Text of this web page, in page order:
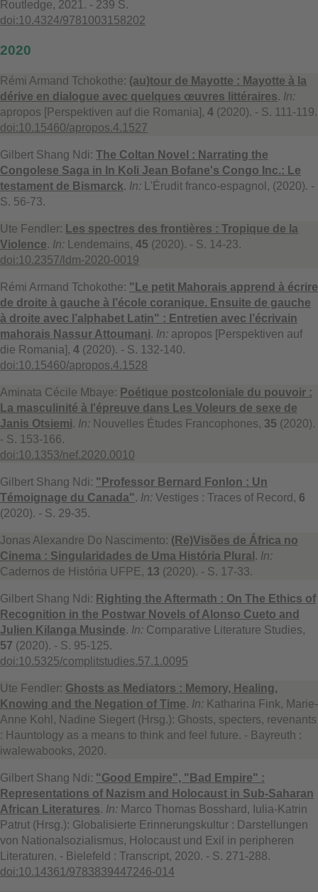
Routledge, 2021. - 239 S.
doi:10.4324/9781003158202
2020
Rémi Armand Tchokothe: (au)tour de Mayotte : Mayotte à la
dérive en dialogue avec quelques œuvres littéraires. In:
apropos [Perspektiven auf die Romania], 4 (2020). - S. 111-119.
doi:10.15460/apropos.4.1527
Gilbert Shang Ndi: The Coltan Novel : Narrating the
Congolese Saga in In Koli Jean Bofane's Congo Inc.: Le
testament de Bismarck. In: L'Érudit franco-espagnol, (2020). -
S. 56-73.
Ute Fendler: Les spectres des frontières : Tropique de la
Violence. In: Lendemains, 45 (2020). - S. 14-23.
doi:10.2357/ldm-2020-0019
Rémi Armand Tchokothe: "Le petit Mahorais apprend à écrire
de droite à gauche à l’école coranique. Ensuite de gauche
à droite avec l’alphabet Latin" : Entretien avec l’écrivain
mahorais Nassur Attoumani. In: apropos [Perspektiven auf
die Romania], 4 (2020). - S. 132-140.
doi:10.15460/apropos.4.1528
Aminata Cécile Mbaye: Poétique postcoloniale du pouvoir :
La masculinité à l'épreuve dans Les Voleurs de sexe de
Janis Otsiemi. In: Nouvelles Études Francophones, 35 (2020).
- S. 153-166.
doi:10.1353/nef.2020.0010
Gilbert Shang Ndi: "Professor Bernard Fonlon : Un
Témoignage du Canada". In: Vestiges : Traces of Record, 6
(2020). - S. 29-35.
Jonas Alexandre Do Nascimento: (Re)Visões de África no
Cinema : Singularidades de Uma História Plural . In:
Cadernos de História UFPE, 13 (2020). - S. 17-33.
Gilbert Shang Ndi: Righting the Aftermath : On The Ethics of
Recognition in the Postwar Novels of Alonso Cueto and
Julien Kilanga Musinde. In: Comparative Literature Studies,
57 (2020). - S. 95-125.
doi:10.5325/complitstudies.57.1.0095
Ute Fendler: Ghosts as Mediators : Memory, Healing,
Knowing and the Negation of Time. In: Katharina Fink, Marie-
Anne Kohl, Nadine Siegert (Hrsg.): Ghosts, specters, revenants
: Hauntology as a means to think and feel future. - Bayreuth :
iwalewabooks, 2020.
Gilbert Shang Ndi: "Good Empire", "Bad Empire" :
Representations of Nazism and Holocaust in Sub-Saharan
African Literatures. In: Marco Thomas Bosshard, Iulia-Katrin
Patrut (Hrsg.): Globalisierte Erinnerungskultur : Darstellungen
von Nationalsozialismus, Holocaust und Exil in peripheren
Literaturen. - Bielefeld : Transcript, 2020. - S. 271-288.
doi:10.14361/9783839447246-014